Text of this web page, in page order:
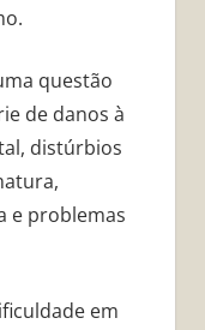
questão
de danos à
distúrbios
e problemas
em